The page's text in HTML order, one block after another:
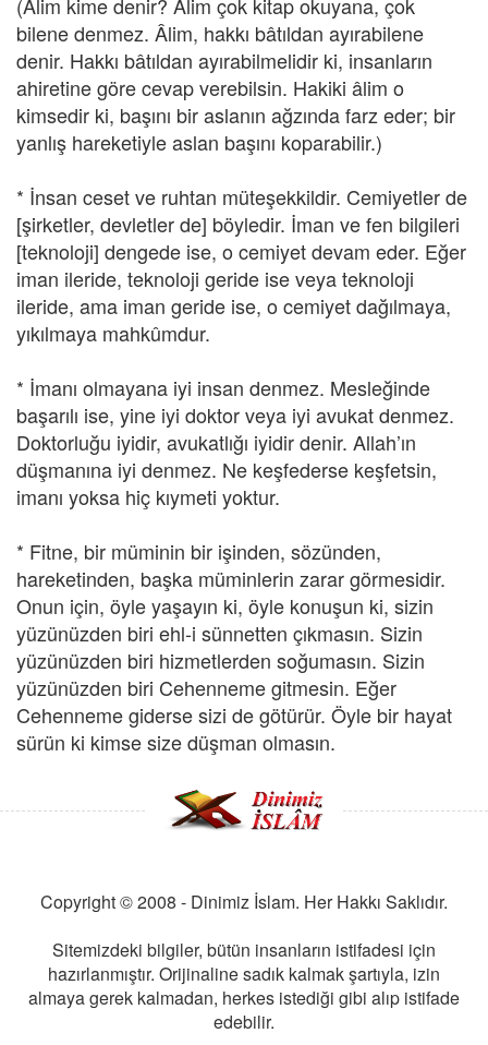
bilene denmez. Âlim, hakkı bâtıldan ayırabilene
denir. Hakkı bâtıldan ayırabilmelidir ki, insanların
ahiretine göre cevap verebilsin. Hakiki âlim o
kimsedir ki, başını bir aslanın ağzında farz eder; bir
yanlış hareketiyle aslan başını koparabilir.)
* İnsan ceset ve ruhtan müteşekkildir. Cemiyetler de
[şirketler, devletler de] böyledir. İman ve fen bilgileri
[teknoloji] dengede ise, o cemiyet devam eder. Eğer
iman ileride, teknoloji geride ise veya teknoloji
ileride, ama iman geride ise, o cemiyet dağılmaya,
yıkılmaya mahkûmdur.
* İmanı olmayana iyi insan denmez. Mesleğinde
başarılı ise, yine iyi doktor veya iyi avukat denmez.
Doktorluğu iyidir, avukatlığı iyidir denir. Allah’ın
düşmanına iyi denmez. Ne keşfederse keşfetsin,
imanı yoksa hiç kıymeti yoktur.
* Fitne, bir müminin bir işinden, sözünden,
hareketinden, başka müminlerin zarar görmesidir.
Onun için, öyle yaşayın ki, öyle konuşun ki, sizin
yüzünüzden biri ehl-i sünnetten çıkmasın. Sizin
yüzünüzden biri hizmetlerden soğumasın. Sizin
yüzünüzden biri Cehenneme gitmesin. Eğer
Cehenneme giderse sizi de götürür. Öyle bir hayat
sürün ki kimse size düşman olmasın.
Copyright © 2008 - Dinimiz İslam. Her Hakkı Saklıdır.
Sitemizdeki bilgiler, bütün insanların istifadesi için
hazırlanmıştır. Orijinaline sadık kalmak şartıyla, izin
almaya gerek kalmadan, herkes istediği gibi alıp istifade
edebilir.